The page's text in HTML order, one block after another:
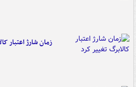
زمان شارژ اعتبار